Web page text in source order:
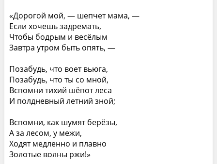
«Дорогой мой, — шепчет мама, —
Если хочешь задремать,
Чтобы бодрым и весёлым
Завтра утром быть опять, —
Позабудь, что воет вьюга,
Позабудь, что ты со мной,
Вспомни тихий шёпот леса
И полдневный летний зной;
Вспомни, как шумят берёзы,
А за лесом, у межи,
Ходят медленно и плавно
Золотые волны ржи!»